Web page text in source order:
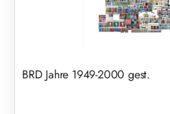
BRD Jahre 1949-2000 gest.